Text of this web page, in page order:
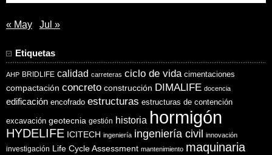
« May Jul »
Etiquetas
AHP BRIDLIFE calidad carreteras ciclo de vida cimentaciones
compactación concreto construcción DIMALIFE docencia
edificación encofrado estructuras estructuras de contención
excavación geotecnia gestión historia hormigón
HYDELIFE ICITECH ingeniería ingeniería civil innovación
investigación Life Cycle Assessment mantenimiento maquinaria